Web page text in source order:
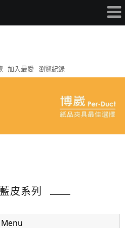
加入最愛 瀏覽紀錄
皮系列
Menu